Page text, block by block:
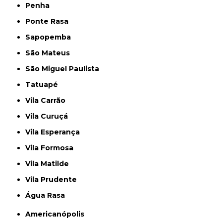
Penha
Ponte Rasa
Sapopemba
São Mateus
São Miguel Paulista
Tatuapé
Vila Carrão
Vila Curuçá
Vila Esperança
Vila Formosa
Vila Matilde
Vila Prudente
Água Rasa
Americanópolis